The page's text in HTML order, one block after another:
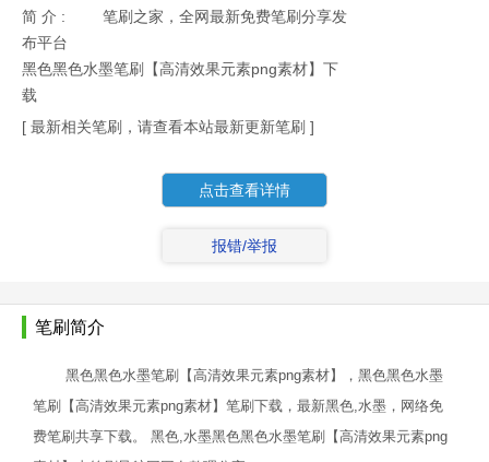
简 介 :
笔刷之家，全网最新免费笔刷分享发
布平台
黑色黑色水墨笔刷【高清效果元素png素材】下
载
[ 最新相关笔刷，请查看本站最新更新笔刷 ]
点击查看详情
报错/举报
笔刷简介
黑色黑色水墨笔刷【高清效果元素png素材】，黑色黑色水墨
笔刷【高清效果元素png素材】笔刷下载，最新黑色,水墨，网络免
费笔刷共享下载。 黑色,水墨黑色黑色水墨笔刷【高清效果元素png